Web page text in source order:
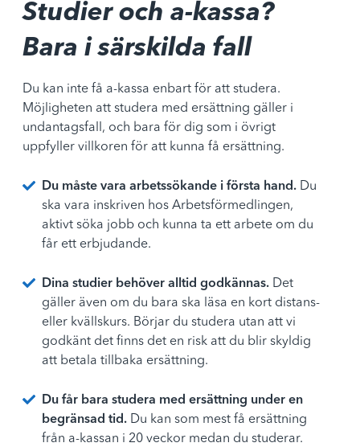
Studier och a-kassa?
Bara i särskilda fall
Du kan inte få a-kassa enbart för att studera.
Möjligheten att studera med ersättning gäller i
undantagsfall, och bara för dig som i övrigt
uppfyller villkoren för att kunna få ersättning.
Du måste vara arbetssökande i första hand.Du
ska vara inskriven hos Arbetsförmedlingen,
aktivt söka jobb och kunna ta ett arbete om du
får ett erbjudande.
Dina studier behöver alltid godkännas.Det
gäller även om du bara ska läsa en kort distans-
eller kvällskurs. Börjar du studera utan att vi
godkänt det finns det en risk att du blir skyldig
att betala tillbaka ersättning.
Du får bara studera med ersättning under en
begränsad tid.Du kan som mest få ersättning
från a-kassan i 20 veckor medan du studerar.